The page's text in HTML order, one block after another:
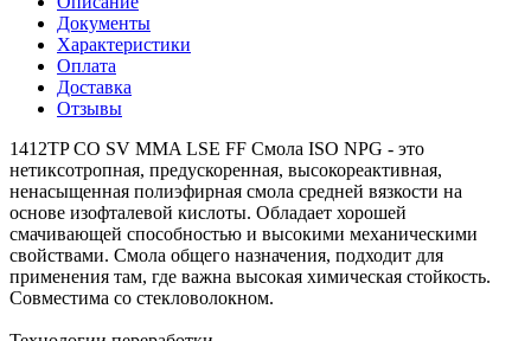
Документы
Характеристики
Оплата
Доставка
Отзывы
1412TP CO SV MMA LSE FF Смола ISO NPG - это
нетиксотропная, предускоренная, высокореактивная,
ненасыщенная полиэфирная смола средней вязкости на
основе изофталевой кислоты. Обладает хорошей
смачивающей способностью и высокими механическими
свойствами. Смола общего назначения, подходит для
применения там, где важна высокая химическая стойкость.
Совместима со стекловолокном.